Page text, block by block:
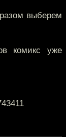
выберем
комикс уже